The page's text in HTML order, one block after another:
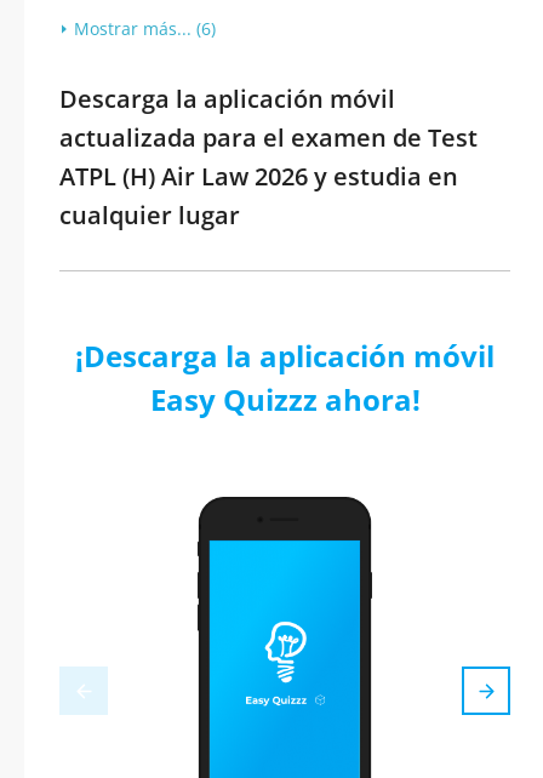
Mostrar más... (6)
Descarga la aplicación móvil
actualizada para el examen de Test
ATPL (H) Air Law 2026 y estudia en
cualquier lugar
¡Descarga la aplicación móvil
Easy Quizzz ahora!